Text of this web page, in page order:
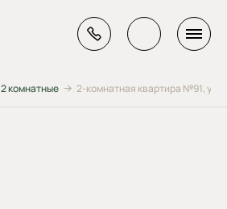
2 комнатные 2-комнатная квартира №91, ул.